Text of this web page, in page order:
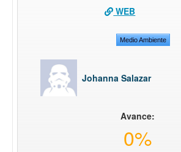
WEB
Medio Ambiente
Johanna Salazar
Avance:
0%